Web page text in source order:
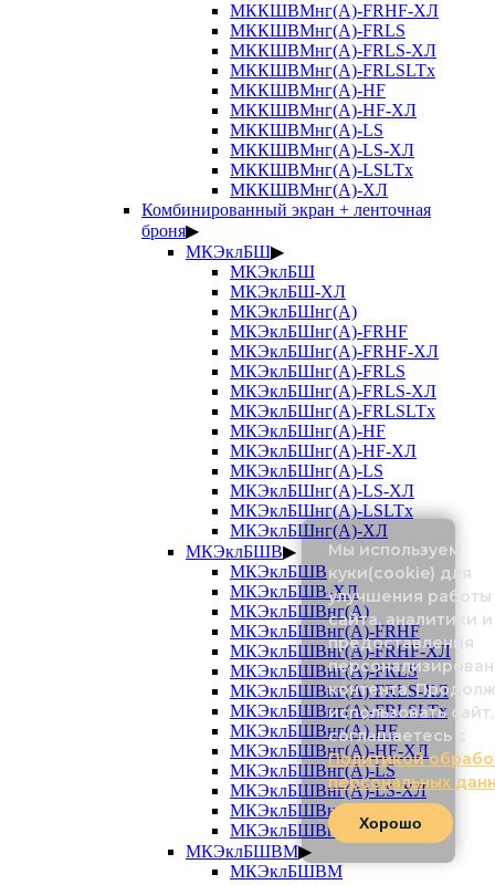
МККШВМнг(А)-FRHF-ХЛ
МККШВМнг(А)-FRLS
МККШВМнг(А)-FRLS-ХЛ
МККШВМнг(А)-FRLSLTx
МККШВМнг(А)-HF
МККШВМнг(А)-HF-ХЛ
МККШВМнг(А)-LS
МККШВМнг(А)-LS-ХЛ
МККШВМнг(А)-LSLTx
МККШВМнг(А)-ХЛ
Комбинированный экран + ленточная
броня▶
МКЭклБШ▶
МКЭклБШ
МКЭклБШ-ХЛ
МКЭклБШнг(А)
МКЭклБШнг(А)-FRHF
МКЭклБШнг(А)-FRHF-ХЛ
МКЭклБШнг(А)-FRLS
МКЭклБШнг(А)-FRLS-ХЛ
МКЭклБШнг(А)-FRLSLTx
МКЭклБШнг(А)-HF
МКЭклБШнг(А)-HF-ХЛ
МКЭклБШнг(А)-LS
МКЭклБШнг(А)-LS-ХЛ
МКЭклБШнг(А)-LSLTx
МКЭклБШнг(А)-ХЛ
МКЭклБШВ▶
МКЭклБШВ
МКЭклБШВ-ХЛ
МКЭклБШВнг(А)
МКЭклБШВнг(А)-FRHF
МКЭклБШВнг(А)-FRHF-ХЛ
МКЭклБШВнг(А)-FRLS
МКЭклБШВнг(А)-FRLS-ХЛ
МКЭклБШВнг(А)-FRLSLTx
МКЭклБШВнг(А)-HF
МКЭклБШВнг(А)-HF-ХЛ
МКЭклБШВнг(А)-LS
МКЭклБШВнг(А)-LS-ХЛ
МКЭклБШВнг(А)-LSLTx
МКЭклБШВнг(А)-ХЛ
МКЭклБШВМ▶
МКЭклБШВМ
Мы используем
куки(cookie) для
улучшения работы
сайта, аналитики и
предоставления
контента.
использовать
соглашаетесь с
Политикой
персональных
Хорошо